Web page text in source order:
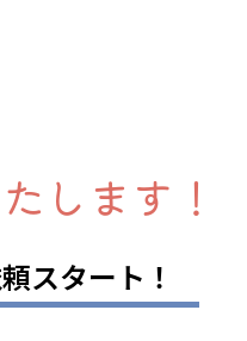
します！
スタート！